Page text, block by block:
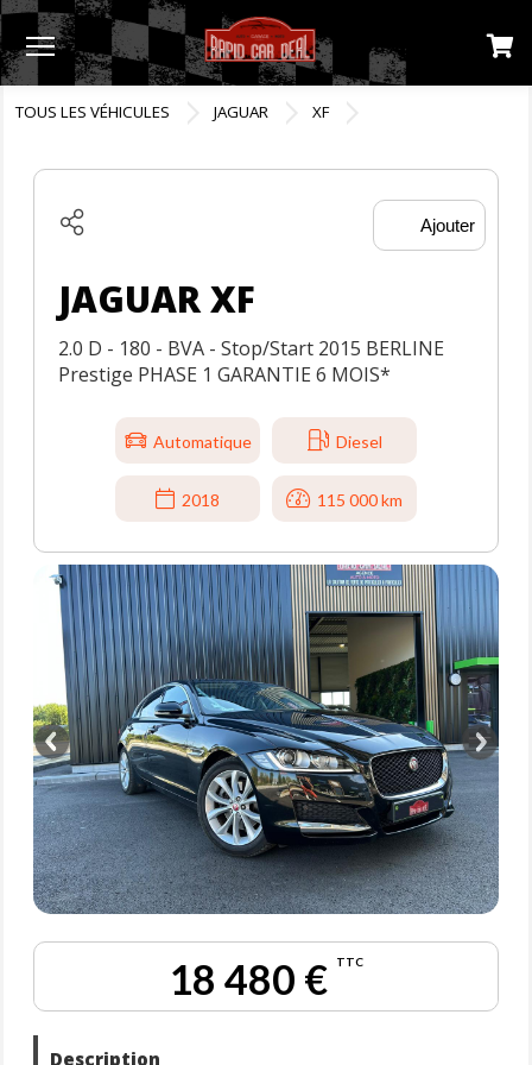
Menu
TOUS LES VÉHICULES JAGUAR XF
Ajouter
JAGUAR XF
2.0 D - 180 - BVA - Stop/Start 2015 BERLINE
Prestige PHASE 1 GARANTIE 6 MOIS*
Automatique Diesel
2018 115 000 km
18 480 € TTC
Description